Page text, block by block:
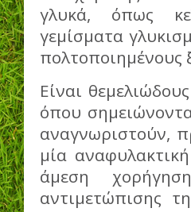
γλυκά, όπως
γεμίσματα
πολτοποιημένους
Είναι
όπου
αναγνωριστούν,
μία
άμεση
αντιμετώπισης